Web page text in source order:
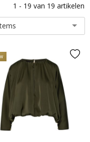
1 - 19 van 19 artikelen